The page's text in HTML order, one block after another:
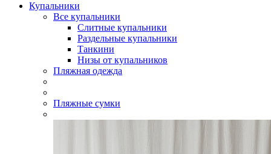
Купальники
Все купальники
Слитные купальники
Раздельные купальники
Танкини
Низы от купальников
Пляжная одежда
Пляжные сумки